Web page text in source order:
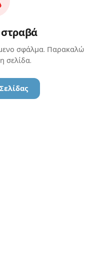
σφάλμα. Παρακαλώ
σελίδα.